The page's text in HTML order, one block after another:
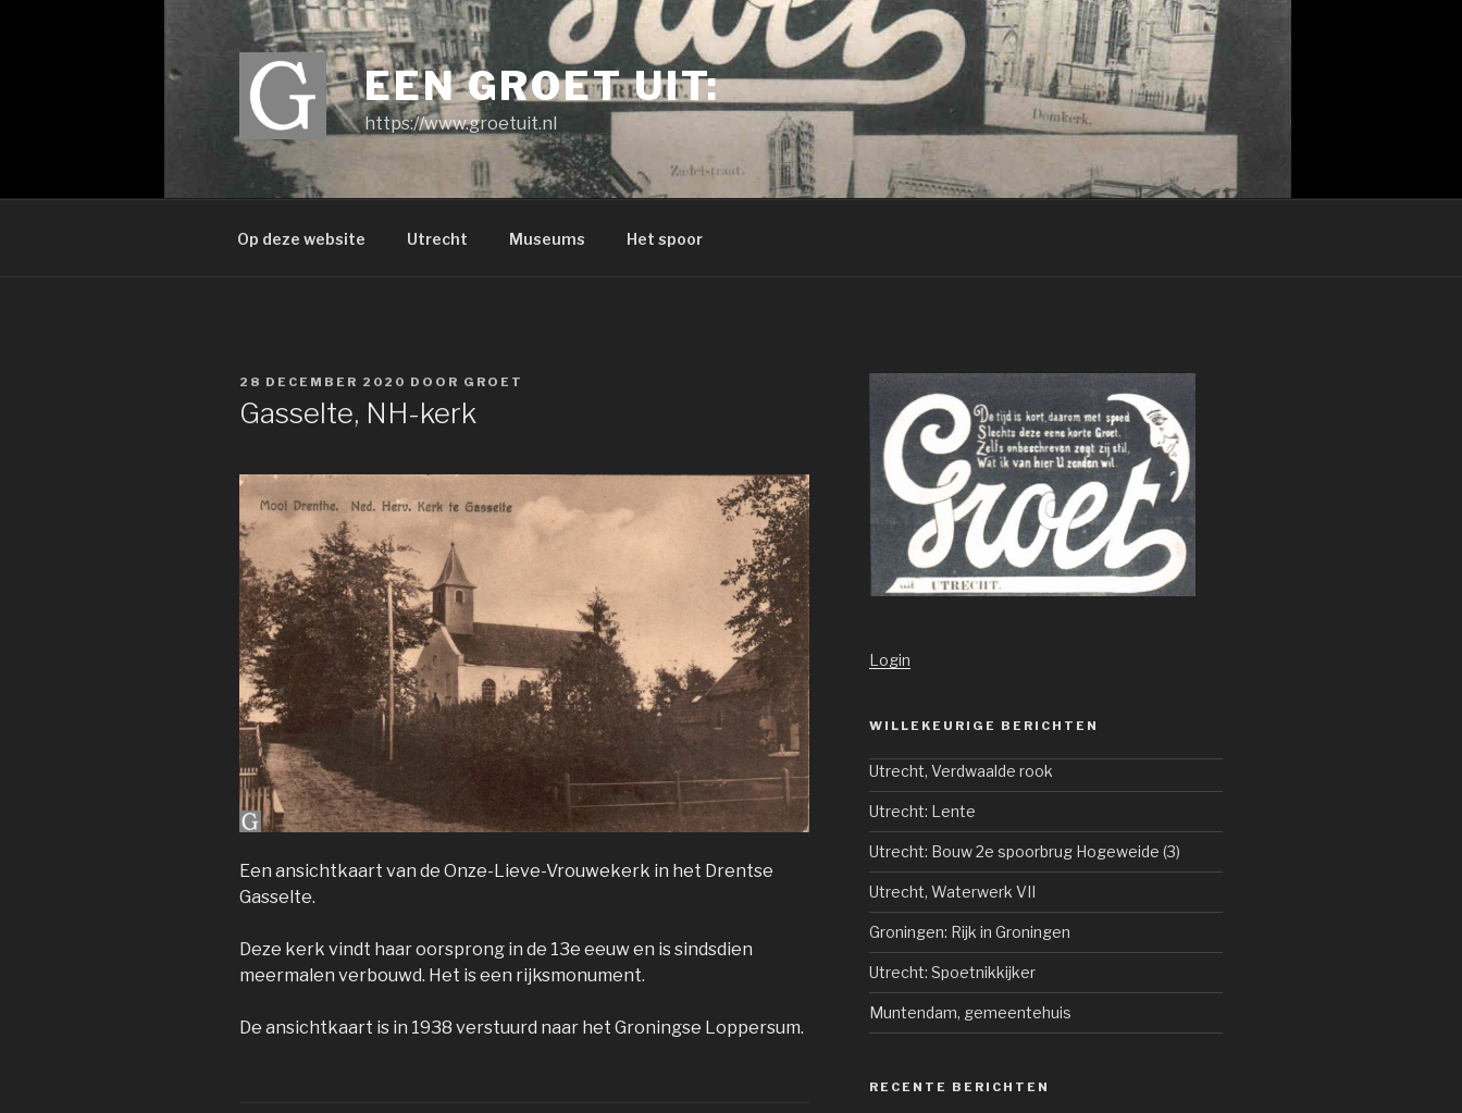
EEN GROET UIT:
https://www.groetuit.nl
Op deze website Utrecht Museums Het spoor
GEPLAATST
28 DECEMBER 2020 DOOR GROET
Gasselte, NH-kerk
Een ansichtkaart van de Onze-Lieve-Vrouwekerk in het Drentse
Gasselte.
Deze kerk vindt haar oorsprong in de 13e eeuw en is sindsdien
meermalen verbouwd. Het is een rijksmonument.
De ansichtkaart is in 1938 verstuurd naar het Groningse Loppersum.
Login
WILLEKEURIGE BERICHTEN
Utrecht, Verdwaalde rook
Utrecht: Lente
Utrecht: Bouw 2e spoorbrug Hogeweide (3)
Utrecht, Waterwerk VII
Groningen: Rijk in Groningen
Utrecht: Spoetnikkijker
Muntendam, gemeentehuis
RECENTE BERICHTEN